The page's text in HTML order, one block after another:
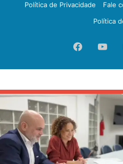
Política de Privacidade
Fale
Política